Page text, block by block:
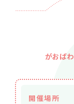
がおぱ
開催場所